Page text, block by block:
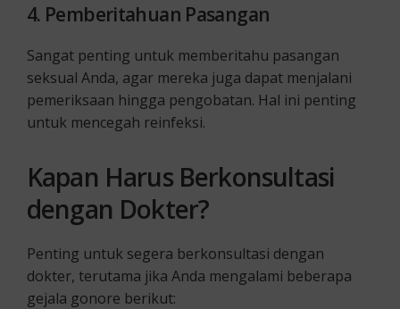
4. Pemberitahuan Pasangan
Sangat penting untuk memberitahu pasangan
seksual Anda, agar mereka juga dapat menjalani
pemeriksaan hingga pengobatan. Hal ini penting
untuk mencegah reinfeksi.
Kapan Harus Berkonsultasi
dengan Dokter?
Penting untuk segera berkonsultasi dengan
dokter, terutama jika Anda mengalami beberapa
gejala gonore berikut: